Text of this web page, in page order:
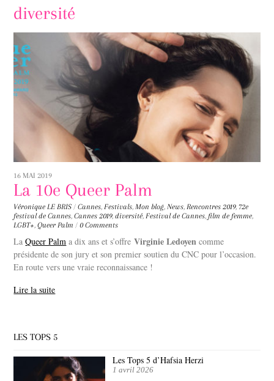
diversité
16 MAI 2019
La 10e Queer Palm
Véronique LE BRIS / Cannes, Festivals, Mon blog, News, Rencontres 2019,72e
festival de Cannes,Cannes 2019,diversité, Festival de Cannes, film de femme,
LGBT+,Queer Palm / 0 Comments
LaQueer Palm a dix ans et s’offreVirginie Ledoyen comme
présidente de son jury et son premier soutien du CNC pour l’occasion.
En route vers une vraie reconnaissance !
Lire la suite
LES TOPS 5
Les Tops 5 d’Hafsia Herzi
1 avril 2026